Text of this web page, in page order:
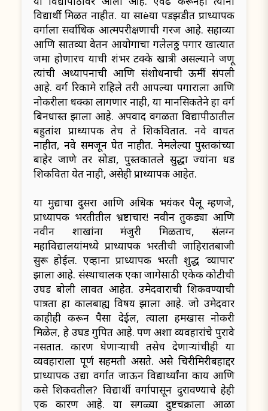
विद्यार्थी मिळत नाहीत. या साèया पडझडीत प्राध्यापक
वर्गाला सर्वाधिक आत्मपरीक्षणाची गरज आहे. सहाव्या
आणि सातव्या वेतन आयोगाचा गलेलठ्ठ पगार खात्यात
जमा होणारच याची शंभर टक्के खात्री असल्याने जणू
त्यांची अध्यापनाची आणि संशोधनाची ऊर्मी संपली
आहे. वर्ग रिकामे राहिले तरी आपल्या पगाराला आणि
नोकरीला धक्का लागणार नाही, या मानसिकतेने हा वर्ग
बिनधास्त झाला आहे. अपवाद वगळता विद्यापीठातील
बहुतांश प्राध्यापक तेच ते शिकवितात. नवे वाचत
नाहीत, नवे समजून घेत नाहीत. नेमलेल्या पुस्तकांच्या
बाहेर जाणे तर सोडा, पुस्तकातले सुद्धा ज्यांना धड
शिकविता येत नाही, असेही प्राध्यापक आहेत.
या मुद्याचा दुसरा आणि अधिक भयंकर पैलू म्हणजे,
प्राध्यापक भरतीतील भ्रष्टाचार! नवीन तुकड्या आणि
नवीन शाखांना मंजुरी मिळताच, संलग्न
महाविद्यालयांमध्ये प्राध्यापक भरतीची जाहिरातबाजी
सुरू होईल. एव्हाना प्राध्यापक भरती शुद्ध ‘व्यापार’
झाला आहे. संस्थाचालक एका जागेसाठी एकेक कोटीची
उघड बोली लावत आहेत. उमेदवाराची शिकवण्याची
पात्रता हा कालबाह्य विषय झाला आहे. जो उमेदवार
काहीही करून पैसा देईल, त्याला हमखास नोकरी
मिळेल, हे उघड गुपित आहे. पण अशा व्यवहारांचे पुरावे
नसतात. कारण घेणाऱ्याची तसेच देणाऱ्यांचीही या
व्यवहाराला पूर्ण सहमती असते. असे चिरीमिरीबहाद्दर
प्राध्यापक उद्या वर्गात जाऊन विद्यार्थ्यांना काय आणि
कसे शिकवतील? विद्यार्थी वर्गापासून दुरावण्याचे हेही
एक कारण आहे. या सगळ्या दुष्टचक्राला आळा